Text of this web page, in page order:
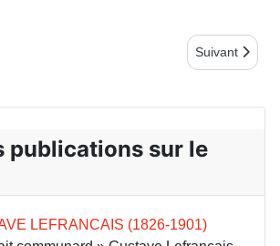
Bulletin n°16 - 2ème trim. 2002 Article suivant
Suivant
publications sur le
LEFRANCAIS (1826-1901)